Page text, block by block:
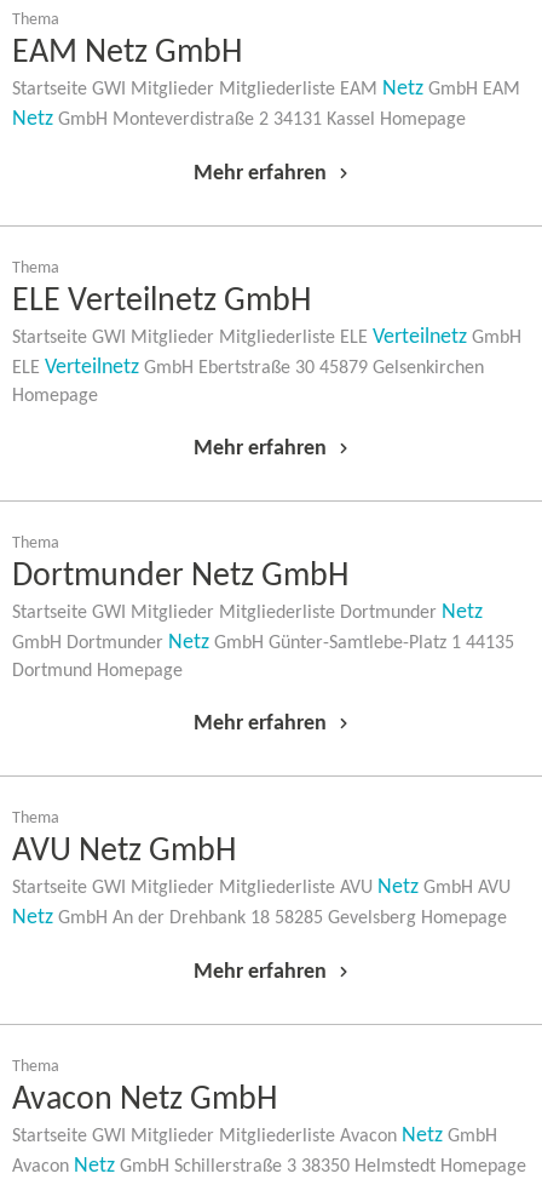
Thema
EAM Netz GmbH
Startseite GWI Mitglieder Mitgliederliste EAM Netz GmbH EAM
Netz GmbH Monteverdistraße 2 34131 Kassel Homepage
Mehr erfahren
Thema
ELE Verteilnetz GmbH
Startseite GWI Mitglieder Mitgliederliste ELE Verteilnetz GmbH
ELE Verteilnetz GmbH Ebertstraße 30 45879 Gelsenkirchen
Homepage
Mehr erfahren
Thema
Dortmunder Netz GmbH
Startseite GWI Mitglieder Mitgliederliste Dortmunder Netz
GmbH Dortmunder Netz GmbH Günter-​Samtlebe-Platz 1 44135
Dortmund Homepage
Mehr erfahren
Thema
AVU Netz GmbH
Startseite GWI Mitglieder Mitgliederliste AVU Netz GmbH AVU
Netz GmbH An der Drehbank 18 58285 Gevelsberg Homepage
Mehr erfahren
Thema
Avacon Netz GmbH
Startseite GWI Mitglieder Mitgliederliste Avacon Netz GmbH
Avacon Netz GmbH Schillerstraße 3 38350 Helmstedt Homepage